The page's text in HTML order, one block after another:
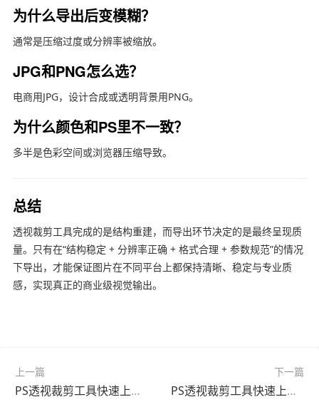
为什么导出后变模糊？
通常是压缩过度或分辨率被缩放。
JPG和PNG怎么选？
电商用JPG，设计合成或透明背景用PNG。
为什么颜色和PS里不一致？
多半是色彩空间或浏览器压缩导致。
总结
透视裁剪工具完成的是结构重建，而导出环节决定的是最终呈现质
量。只有在“结构稳定 + 分辨率正确 + 格式合理 + 参数规范”的情况
下导出，才能保证图片在不同平台上都保持清晰、稳定与专业质
感，实现真正的商业级视觉输出。
上一篇
PS透视裁剪工具快速上手教程：颜色校正方法（最新更新版）
下一篇
PS透视裁剪工具快速上手教程：人像修图技巧（最新更新版）